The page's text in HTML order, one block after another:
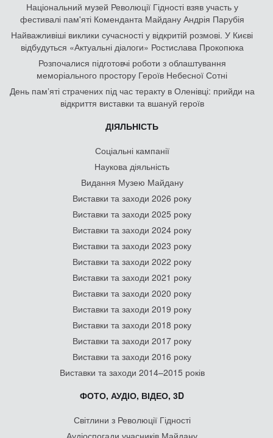
Національний музей Революції Гідності взяв участь у
фестивалі пам'яті Коменданта Майдану Андрія Парубія
Найважливіші виклики сучасності у відкритій розмові. У Києві
відбудуться «Актуальні діалоги» Ростислава Прокопюка
Розпочалися підготовчі роботи з облаштування
меморіального простору Героїв Небесної Сотні
День памʼяті страчених під час теракту в Оленівці: прийди на
відкриття виставки та вшануй героїв
ДІЯЛЬНІСТЬ
Соціальні кампанії
Наукова діяльність
Видання Музею Майдану
Виставки та заходи 2026 року
Виставки та заходи 2025 року
Виставки та заходи 2024 року
Виставки та заходи 2023 року
Виставки та заходи 2022 року
Виставки та заходи 2021 року
Виставки та заходи 2020 року
Виставки та заходи 2019 року
Виставки та заходи 2018 року
Виставки та заходи 2017 року
Виставки та заходи 2016 року
Виставки та заходи 2014–2015 років
ФОТО, АУДІО, ВІДЕО, 3D
Світлини з Революції Гідності
Аудіоспогади учасників Майдану